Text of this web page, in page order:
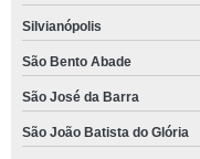
Silvianópolis
São Bento Abade
São José da Barra
São João Batista do Glória